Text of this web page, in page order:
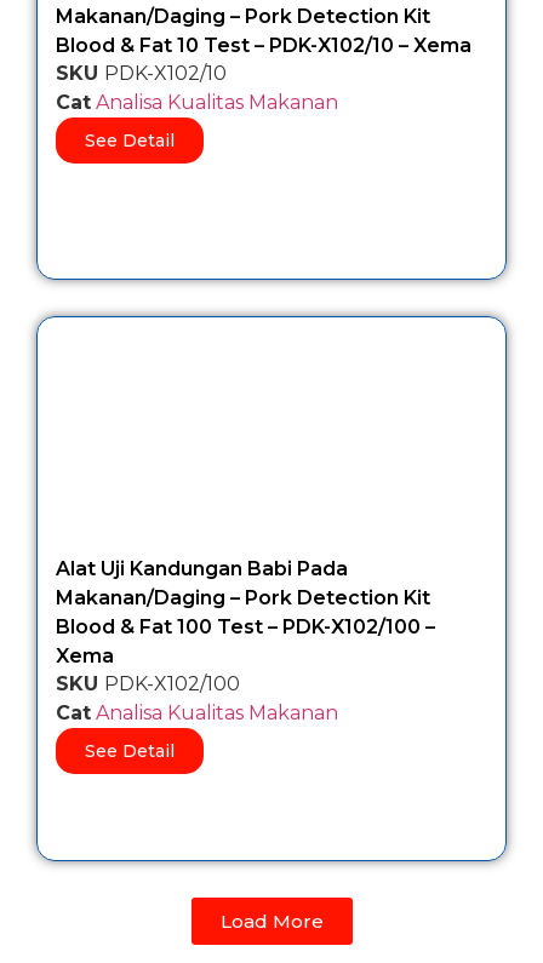
Makanan/Daging – Pork Detection Kit
Blood & Fat 10 Test – PDK-X102/10 – Xema
SKU PDK-X102/10
Cat Analisa Kualitas Makanan
See Detail
Alat Uji Kandungan Babi Pada
Makanan/Daging – Pork Detection Kit
Blood & Fat 100 Test – PDK-X102/100 –
Xema
SKU PDK-X102/100
Cat Analisa Kualitas Makanan
See Detail
Load More